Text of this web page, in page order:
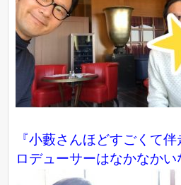
『小藪さんほどすごくて
ロデューサーはなかなかい